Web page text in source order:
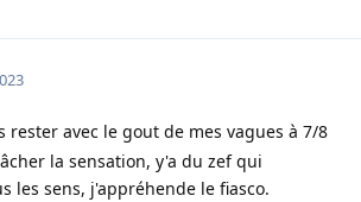
rester avec le gout de mes vagues à 7/8
la sensation, y'a du zef qui
les sens, j'appréhende le fiasco.